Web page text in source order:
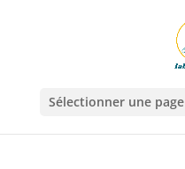
Sélectionner une page